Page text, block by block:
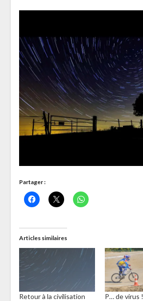
Partager :
Articles similaires
Retour à la civilisation
P… de virus !